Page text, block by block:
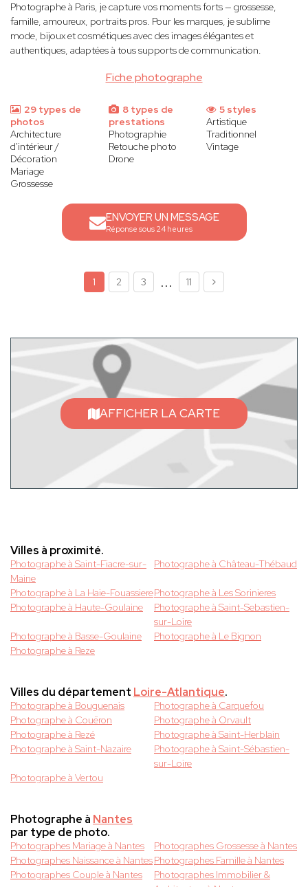
Fiche photographe
Photographe à Paris, je capture vos moments forts — grossesse,
famille, amoureux, portraits pros. Pour les marques, je sublime
mode, bijoux et cosmétiques avec des images élégantes et
authentiques, adaptées à tous supports de communication.
29 types de
photos
Architecture
d'intérieur /
Décoration
Mariage
Grossesse
8 types de
prestations
Photographie
Retouche photo
Drone
5 styles
Artistique
Traditionnel
Vintage
ENVOYER UN MESSAGE
Réponse sous 24 heures
1 2 3 ... 11
AFFICHER LA CARTE
Villes à proximité.
Photographe à Saint-Fiacre-sur-
Maine
Photographe à Château-Thébaud
Photographe à La Haie-FouassierePhotographe à Les Sorinieres
Photographe à Haute-Goulaine
Photographe à Saint-Sebastien-
sur-Loire
Photographe à Basse-Goulaine
Photographe à Le Bignon
Photographe à Reze
Villes du département Loire-Atlantique.
Photographe à Bouguenais
Photographe à Carquefou
Photographe à Couëron
Photographe à Orvault
Photographe à Rezé
Photographe à Saint-Herblain
Photographe à Saint-Nazaire
Photographe à Saint-Sébastien-
sur-Loire
Photographe à Vertou
Photographe à Nantes
par type de photo.
Photographes Mariage à Nantes
Photographes Grossesse à Nantes
Photographes Naissance à NantesPhotographes Famille à Nantes
Photographes Couple à Nantes
Photographes Immobilier &